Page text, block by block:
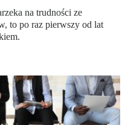
na trudności ze
to po raz pierwszy od lat